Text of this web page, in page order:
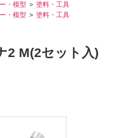
・模型
塗料・工具
・模型
塗料・工具
2 M(2セット入)